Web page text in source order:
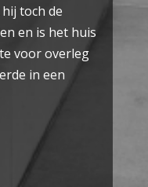
toch de
en is het huis
voor overleg
in een